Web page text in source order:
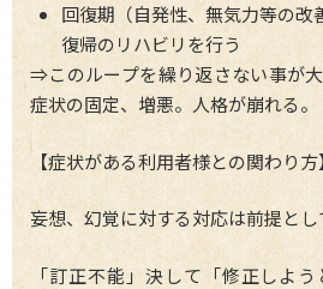
回復期（自発性、無気力等の
復帰のリハビリを行う
⇒このループを繰り返さない事が
症状の固定、増悪。人格が崩れる。
【症状がある利用者様との関わり方】
妄想、幻覚に対する対応は前提とし
「訂正不能」決して「修正しよ